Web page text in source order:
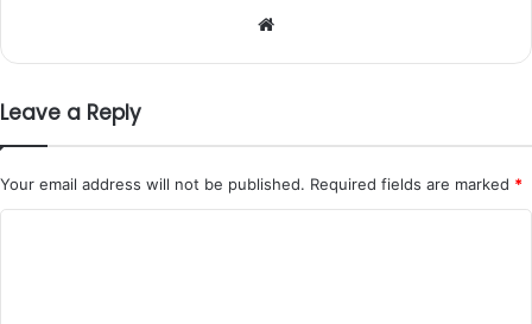
Leave a Reply
Your email address will not be published. Required fields are marked *